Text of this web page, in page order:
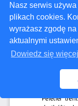
Nasz serwis
plikach cookies.
wyrażasz zgodę
aktualnymi
Dowiedz się więcej